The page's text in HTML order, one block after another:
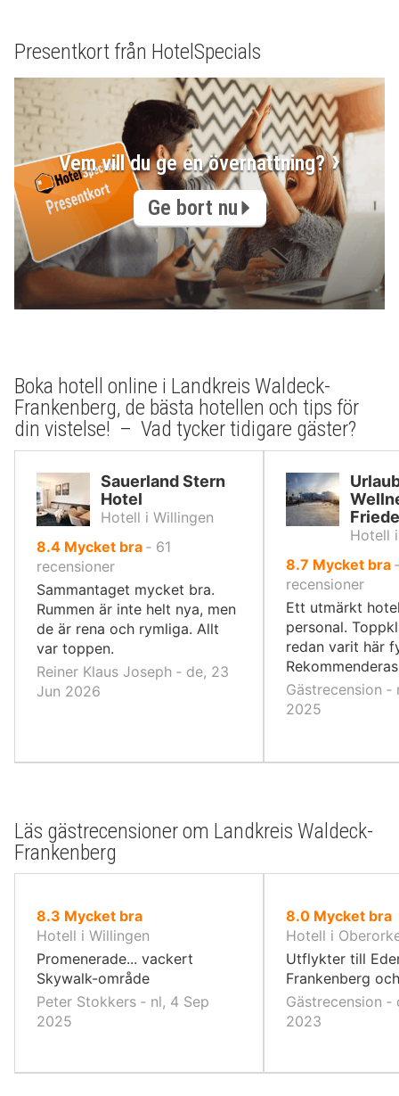
Presentkort från HotelSpecials
Vem vill du ge en övernattning?
Ge bort nu
Boka hotell online i Landkreis Waldeck-
Frankenberg, de bästa hotellen och tips för
din vistelse! – Vad tycker tidigare gäster?
Sauerland Stern
Hotel
Hotell i Willingen
8.4av
10,
Mycket bra ‐ 61
recensioner
Sammantaget mycket bra.
Rummen är inte helt nya, men
de är rena och rymliga. Allt
var toppen.
Reiner Klaus Joseph ‐ de, 23
Jun 2026
Hotell
8.7 av
10,
Mycket bra
recensioner
Ett utmärkt
personal.
redan varit här
Gästrecension ‐
2025
Läs gästrecensioner om Landkreis Waldeck-
Frankenberg
8.3 av
10,
Mycket bra
Hotell i Willingen
Promenerade... vackert
Skywalk-område
Peter Stokkers ‐ nl, 4 Sep
2025
8.0av
10,
Mycket bra
Hotell i
Utflykter till
Frankenberg
Gästrecension ‐
2023